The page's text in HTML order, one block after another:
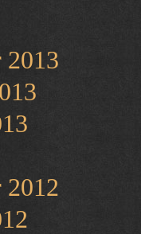
2013
2012